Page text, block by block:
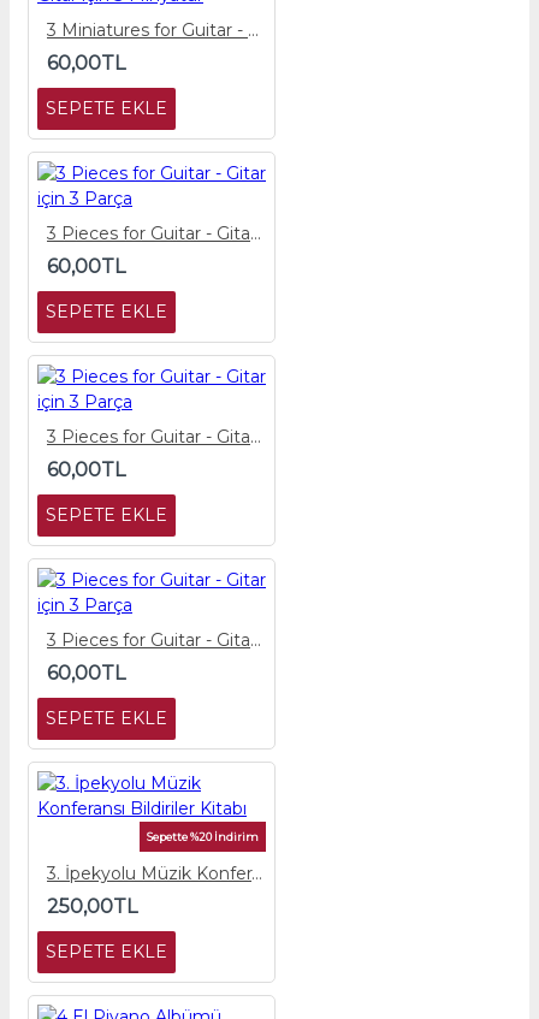
3 Miniatures for Guitar - Gitar için 3 Minyatür
60,00TL
SEPETE EKLE
3 Pieces for Guitar - Gitar için 3 Parça
60,00TL
SEPETE EKLE
3 Pieces for Guitar - Gitar için 3 Parça
60,00TL
SEPETE EKLE
3 Pieces for Guitar - Gitar için 3 Parça
60,00TL
SEPETE EKLE
Sepette %20 İndirim
3. İpekyolu Müzik Konferansı Bildiriler Kitabı
250,00TL
SEPETE EKLE